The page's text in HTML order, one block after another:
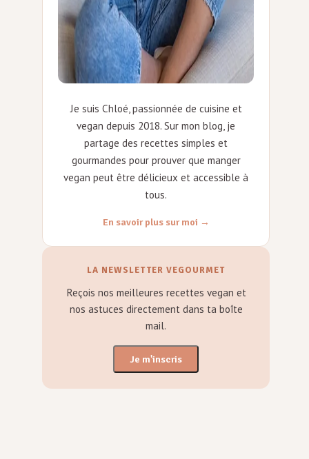
Je suis Chloé, passionnée de cuisine et
vegan depuis 2018. Sur mon blog, je
partage des recettes simples et
gourmandes pour prouver que manger
vegan peut être délicieux et accessible à
tous.
En savoir plus sur moi →
LA NEWSLETTER VEGOURMET
Reçois nos meilleures recettes vegan et
nos astuces directement dans ta boîte
mail.
Je m'inscris